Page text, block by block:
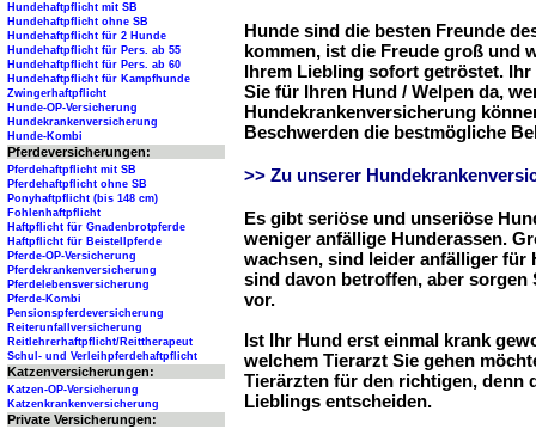
Hunde sind die besten Freunde
kommen, ist die Freude groß und
Ihrem Liebling sofort getröstet.
Sie für Ihren Hund / Welpen da,
Hundekrankenversicherung
Beschwerden die bestmögliche
>> Zu unserer
Es gibt seriöse und unseriöse
weniger anfällige Hunderassen.
wachsen, sind leider anfälliger für
sind davon betroffen, aber sorgen
vor.
Ist Ihr Hund erst einmal krank
welchem Tierarzt Sie gehen
Tierärzten für den richtigen, denn
Lieblings entscheiden.
Hundehaftpflicht mit SB
Hundehaftpflicht ohne SB
Hundehaftpflicht für 2 Hunde
Hundehaftpflicht für Pers. ab 55
Hundehaftpflicht für Pers. ab 60
Hundehaftpflicht für Kampfhunde
Zwingerhaftpflicht
Hunde-OP-Versicherung
Hundekrankenversicherung
Hunde-Kombi
Pferdeversicherungen:
Pferdehaftpflicht mit SB
Pferdehaftpflicht ohne SB
Ponyhaftpflicht (bis 148 cm)
Fohlenhaftpflicht
Haftpflicht für Gnadenbrotpferde
Haftpflicht für Beistellpferde
Pferde-OP-Versicherung
Pferdekrankenversicherung
Pferdelebensversicherung
Pferde-Kombi
Pensionspferdeversicherung
Reiterunfallversicherung
Reitlehrerhaftpflicht/Reittherapeut
Schul- und Verleihpferdehaftpflicht
Katzenversicherungen:
Katzen-OP-Versicherung
Katzenkrankenversicherung
Private Versicherungen: